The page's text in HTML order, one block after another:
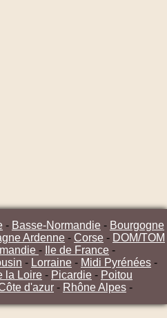
- Basse-Normandie - Bourgogne
Ardenne - Corse - DOM/TOM
- Ile de France -
- Lorraine - Midi Pyrénées -
la Loire - Picardie - Poitou
d'azur - Rhône Alpes -